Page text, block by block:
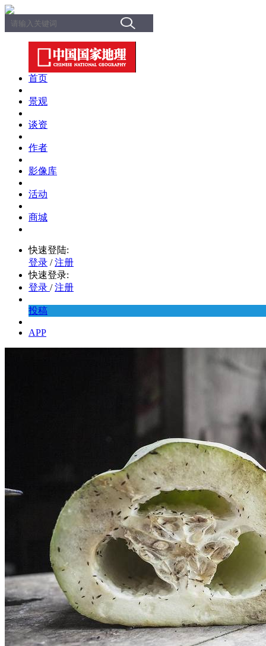
首页
景观
谈资
作者
影像库
活动
商城
快速登陆:
登录 / 注册
快速登录:
登录 / 注册
投稿
APP